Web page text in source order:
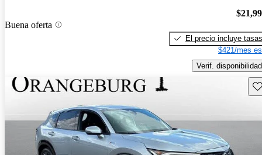
Buena oferta
El precio incluye tasas
$421/mes
Verif. disponibilidad